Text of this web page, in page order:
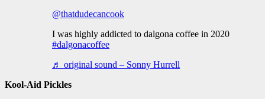
@thatdudecancook
I was highly addicted to dalgona coffee in 2020
#dalgonacoffee
♬ original sound – Sonny Hurrell
Kool-Aid Pickles